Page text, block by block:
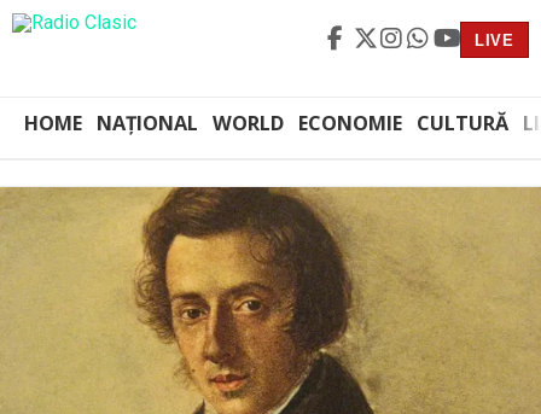
LIVE
HOME NAȚIONAL WORLD ECONOMIE CULTURĂ